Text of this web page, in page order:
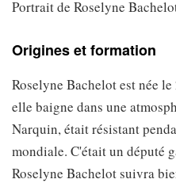
Portrait de Roselyne
Origines et formation
Roselyne Bachelot est née
elle baigne dans une
Narquin, était résistant
mondiale. C'était un député
Roselyne Bachelot suivra